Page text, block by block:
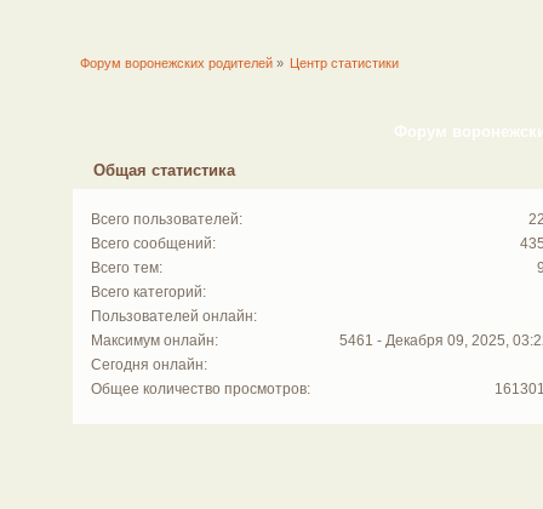
Форум воронежских родителей» Центр статистики
Форум
Общая статистика
Всего пользователей:
Всего сообщений:
Всего тем:
Всего категорий:
Пользователей онлайн:
Максимум онлайн:
5461 - Декабря 09, 2025,
Сегодня онлайн:
Общее количество просмотров: